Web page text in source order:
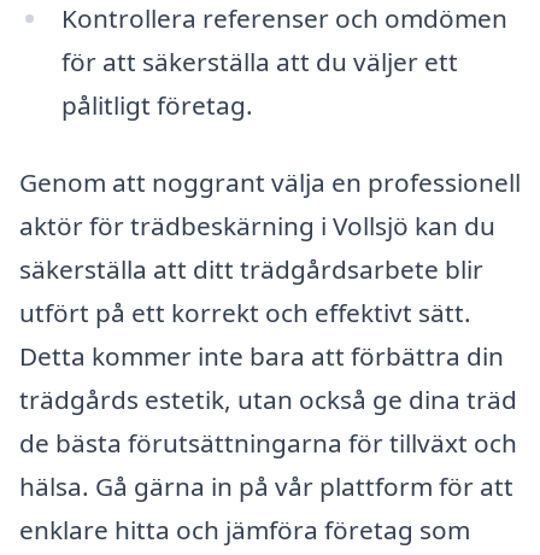
Kontrollera referenser och omdömen
för att säkerställa att du väljer ett
pålitligt företag.
Genom att noggrant välja en professionell
aktör för trädbeskärning i Vollsjö kan du
säkerställa att ditt trädgårdsarbete blir
utfört på ett korrekt och effektivt sätt.
Detta kommer inte bara att förbättra din
trädgårds estetik, utan också ge dina träd
de bästa förutsättningarna för tillväxt och
hälsa. Gå gärna in på vår plattform för att
enklare hitta och jämföra företag som